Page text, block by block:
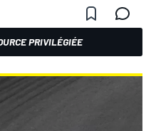
PRIVILÉGIÉE